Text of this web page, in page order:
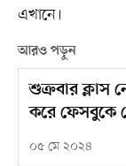
এখানে।
আরও পড়ুন
শুক্রবার ক্লাস
করে ফেসবুকে
০৫ মে ২০২৪